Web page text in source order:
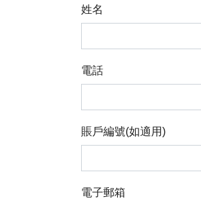
姓名
電話
賬戶編號(如適用)
電子郵箱